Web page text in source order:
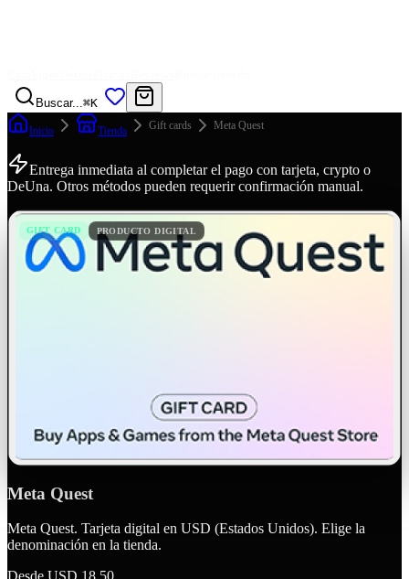
Buscar...⌘K
Inicio Tienda Gift cards Meta Quest
Entrega inmediata al completar el pago con tarjeta, crypto o
DeUna. Otros métodos pueden requerir confirmación manual.
GIFT CARD PRODUCTO DIGITAL
Meta Quest
Meta Quest. Tarjeta digital en USD (Estados Unidos). Elige la
denominación en la tienda.